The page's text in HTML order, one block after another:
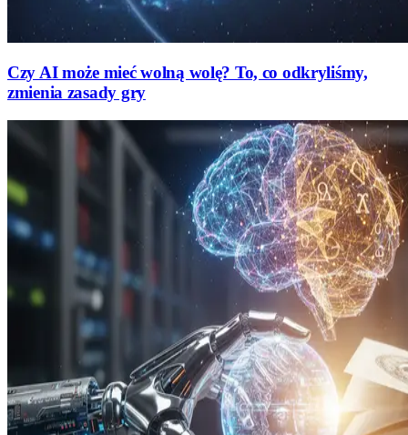
Czy AI może mieć wolną wolę? To, co odkryliśmy,
zmienia zasady gry